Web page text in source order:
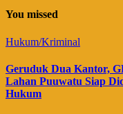
You missed
Hukum/Kriminal
Geruduk Dua Kantor,
Lahan Puuwatu Siap
Hukum